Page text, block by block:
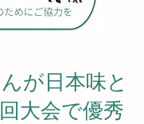
が日本味と
大会で優秀